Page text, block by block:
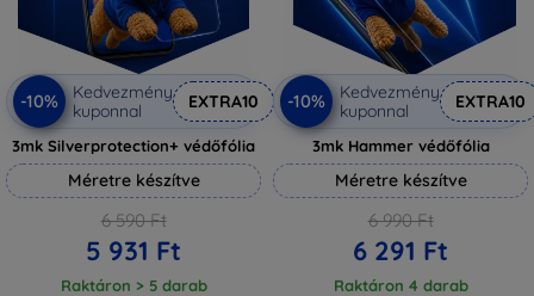
-10%
Kedvezmény
kuponnal
EXTRA10
3mk Silverprotection+ védőfólia
Méretre készítve
6 590 Ft
5 931 Ft
Raktáron > 5 darab
-10%
Kedvezmény
kuponnal
EXTRA10
3mk Hammer védőfólia
Méretre készítve
6 990 Ft
6 291 Ft
Raktáron 4 darab